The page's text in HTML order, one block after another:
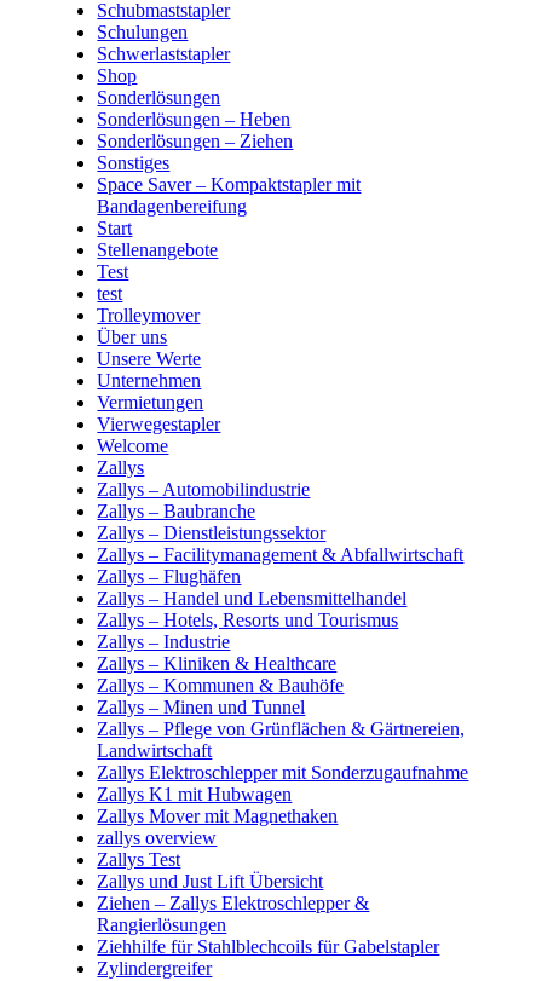
Schubmaststapler
Schulungen
Schwerlaststapler
Shop
Sonderlösungen
Sonderlösungen – Heben
Sonderlösungen – Ziehen
Sonstiges
Space Saver – Kompaktstapler mit
Bandagenbereifung
Start
Stellenangebote
Test
test
Trolleymover
Über uns
Unsere Werte
Unternehmen
Vermietungen
Vierwegestapler
Welcome
Zallys
Zallys – Automobilindustrie
Zallys – Baubranche
Zallys – Dienstleistungssektor
Zallys – Facilitymanagement & Abfallwirtschaft
Zallys – Flughäfen
Zallys – Handel und Lebensmittelhandel
Zallys – Hotels, Resorts und Tourismus
Zallys – Industrie
Zallys – Kliniken & Healthcare
Zallys – Kommunen & Bauhöfe
Zallys – Minen und Tunnel
Zallys – Pflege von Grünflächen & Gärtnereien,
Landwirtschaft
Zallys Elektroschlepper mit Sonderzugaufnahme
Zallys K1 mit Hubwagen
Zallys Mover mit Magnethaken
zallys overview
Zallys Test
Zallys und Just Lift Übersicht
Ziehen – Zallys Elektroschlepper &
Rangierlösungen
Ziehhilfe für Stahlblechcoils für Gabelstapler
Zylindergreifer